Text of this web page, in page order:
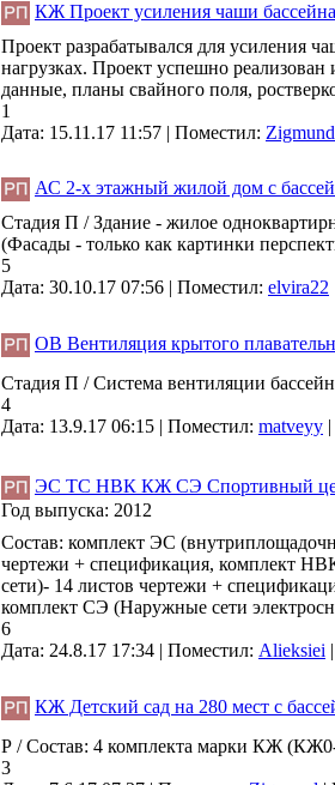
КЖ Проект усиления чаши бассейна
Проект разрабатывался для усиления
нагрузках. Проект успешно
данные, планы свайного поля,
1
Дата: 15.11.17 11:57 | Поместил: Zigmund
АС 2-х этажный жилой дом с
Стадия П / Здание - жилое
(Фасады - только как картинки
5
Дата: 30.10.17 07:56 | Поместил: elvira22
ОВ Вентиляция крытого
Стадия П / Система вентиляции
4
Дата: 13.9.17 06:15 | Поместил: matveyy |
ЭС ТС НВК КЖ СЭ Спортивный
Год выпуска: 2012
Состав: комплект ЭС
чертежи + спецификация, комплект
сети)- 14 листов чертежи +
комплект СЭ (Наружные сети
6
Дата: 24.8.17 17:34 | Поместил: Alieksiei
КЖ Детский сад на 280 мест с
Р / Состав: 4 комплекта марки КЖ
3